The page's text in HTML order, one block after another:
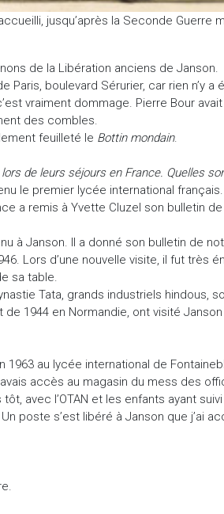
jusqu’après la Seconde Guerre
de la Libération anciens de Janson.
Paris, boulevard Sérurier, car rien
vraiment dommage. Pierre Bour
des combles.
feuilleté le Bottin mondain.
de leurs séjours en France. Quelles
le premier lycée international français.
a remis à Yvette Cluzel son bulletin
à Janson. Il a donné son bulletin de
Lors d’une nouvelle visite, il fut très
sa table.
Tata, grands industriels hindous,
1944 en Normandie, ont visité
au lycée international de
accès au magasin du mess des
avec l’OTAN et les enfants ayant
poste s’est libéré à Janson que j’ai